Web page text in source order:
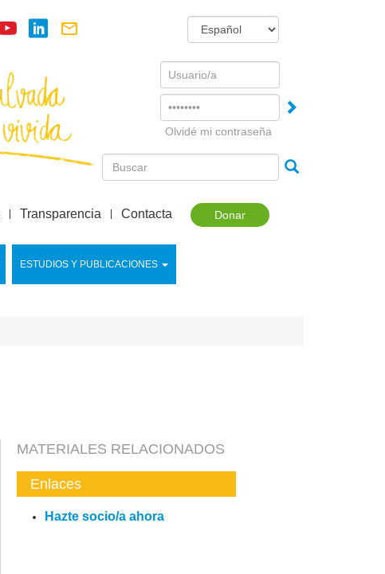
Username
Olvidé mi contraseña
Donar
ESTUDIOS Y PUBLICACIONES
Transparencia Contacta
MATERIALES RELACIONADOS
Enlaces
Hazte socio/a ahora